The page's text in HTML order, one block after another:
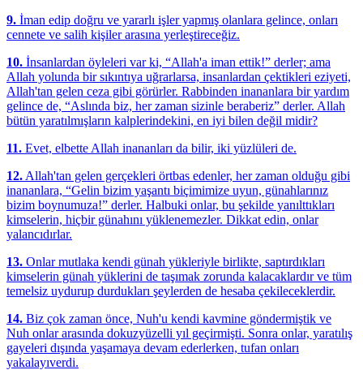
9. İman edip doğru ve yararlı işler yapmış olanlara gelince, onları
cennete ve salih kişiler arasına yerleştireceğiz.
10. İnsanlardan öyleleri var ki, “Allah'a iman ettik!” derler; ama
Allah yolunda bir sıkıntıya uğrarlarsa, insanlardan çektikleri eziyeti,
Allah'tan gelen ceza gibi görürler. Rabbinden inananlara bir yardım
gelince de, “Aslında biz, her zaman sizinle beraberiz” derler. Allah
bütün yaratılmışların kalplerindekini, en iyi bilen değil midir?
11. Evet, elbette Allah inananları da bilir, iki yüzlüleri de.
12. Allah'tan gelen gerçekleri örtbas edenler, her zaman olduğu gibi
inananlara, “Gelin bizim yaşantı biçimimize uyun, günahlarınız
bizim boynumuza!” derler. Halbuki onlar, bu şekilde yanılttıkları
kimselerin, hiçbir günahını yüklenemezler. Dikkat edin, onlar
yalancıdırlar.
13. Onlar mutlaka kendi günah yükleriyle birlikte, saptırdıkları
kimselerin günah yüklerini de taşımak zorunda kalacaklardır ve tüm
temelsiz uydurup durdukları şeylerden de hesaba çekileceklerdir.
14. Biz çok zaman önce, Nuh'u kendi kavmine göndermiştik ve
Nuh onlar arasında dokuzyüzelli yıl geçirmişti. Sonra onlar, yaratılış
gayeleri dışında yaşamaya devam ederlerken, tufan onları
yakalayıverdi.